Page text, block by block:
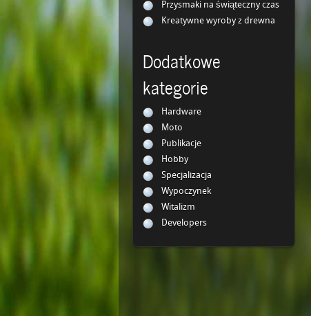
Przysmaki na świąteczny czas
Kreatywne wyroby z drewna
Dodatkowe
kategorie
Hardware
Moto
Publikacje
Hobby
Specjalizacja
Wypoczynek
Witalizm
Developers